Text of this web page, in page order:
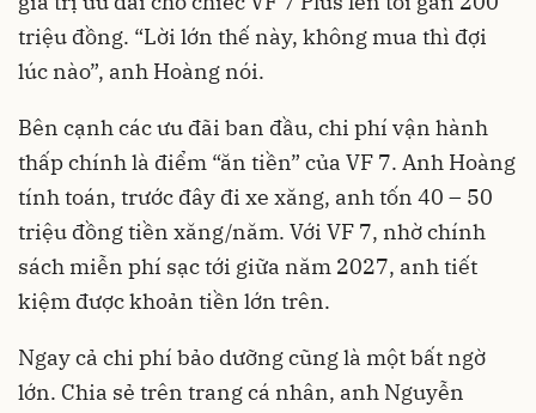
triệu đồng. “Lời lớn thế này, không mua thì đợi
lúc nào”, anh Hoàng nói.
Bên cạnh các ưu đãi ban đầu, chi phí vận hành
thấp chính là điểm “ăn tiền” của VF 7. Anh Hoàng
tính toán, trước đây đi xe xăng, anh tốn 40 – 50
triệu đồng tiền xăng/năm. Với VF 7, nhờ chính
sách miễn phí sạc tới giữa năm 2027, anh tiết
kiệm được khoản tiền lớn trên.
Ngay cả chi phí bảo dưỡng cũng là một bất ngờ
lớn. Chia sẻ trên trang cá nhân, anh Nguyễn